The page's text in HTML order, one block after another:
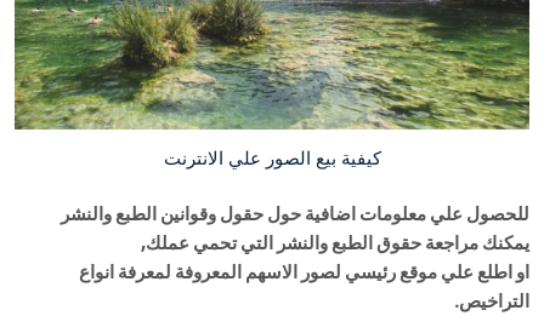
كيفية بيع الصور علي الانترنت
للحصول علي معلومات اضافية حول حقول وقوانين الطبع والنشر
يمكنك مراجعة حقوق الطبع والنشر التي تحمي عملك,
او اطلع علي موقع رئيسي لصور الاسهم المعروفة لمعرفة انواع
التراخيص.